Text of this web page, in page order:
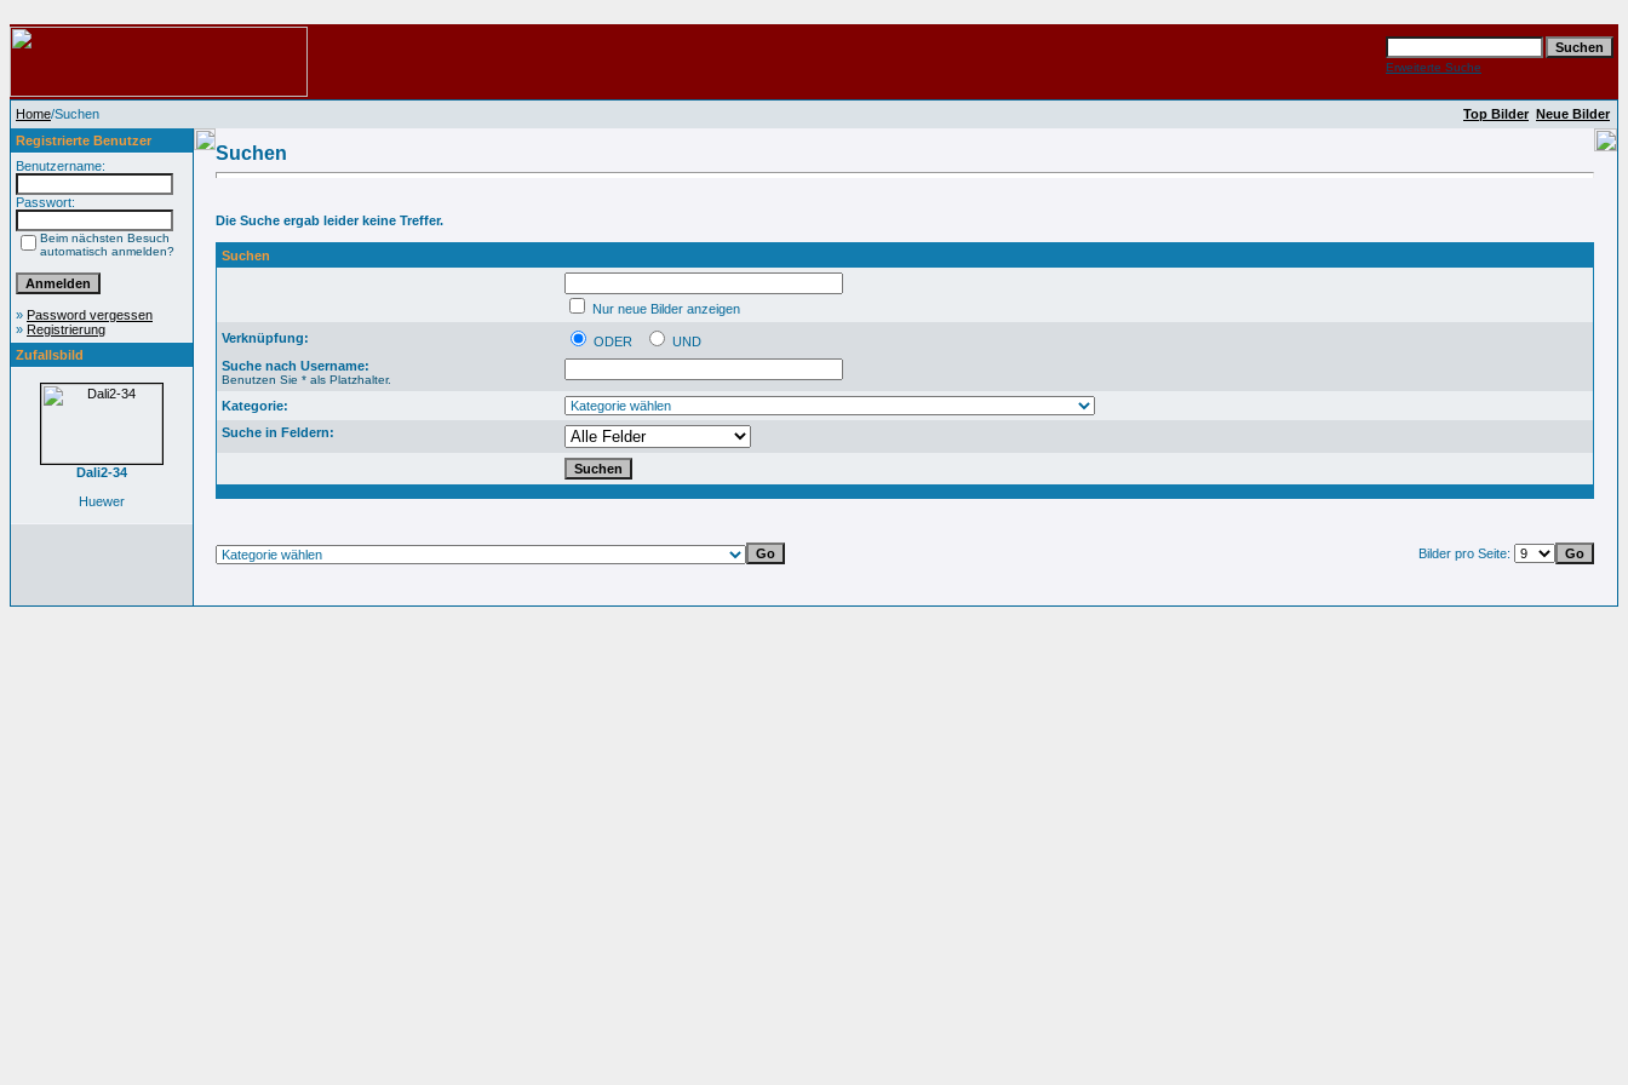
Erweiterte Suche
Home/Suchen Top Bilder Neue Bilder
Registrierte Benutzer
Benutzername:
Passwort:
Beim nächsten Besuch
automatisch anmelden?
» Password vergessen
» Registrierung
Zufallsbild
Dali2-34
Huewer
Suchen
Die Suche ergab leider keine Treffer.
Suchen
Nur neue Bilder anzeigen
Verknüpfung:
ODER
UND
Suche nach Username:
Benutzen Sie * als Platzhalter.
Kategorie:
Suche in Feldern:
Bilder pro Seite: